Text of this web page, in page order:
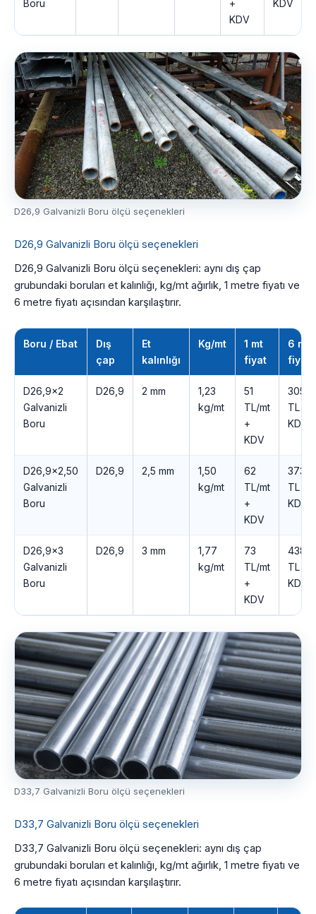
Boru
+
KDV
KDV
D26,9 Galvanizli Boru ölçü seçenekleri
D26,9 Galvanizli Boru ölçü seçenekleri
D26,9 Galvanizli Boru ölçü seçenekleri: aynı dış çap
grubundaki boruları et kalınlığı, kg/mt ağırlık, 1 metre fiyatı ve
6 metre fiyatı açısından karşılaştırır.
Boru / Ebat
Dış
çap
Et
kalınlığı
Kg/mt
1 mt
fiyat
6 mt
fiyatı
D26,9×2
Galvanizli
Boru
D26,9 2 mm
1,23
kg/mt
51
TL/mt
+
KDV
305
TL +
KDV
D26,9×2,50
Galvanizli
Boru
D26,9 2,5 mm
1,50
kg/mt
62
TL/mt
+
KDV
373
TL +
KDV
D26,9×3
Galvanizli
Boru
D26,9 3 mm
1,77
kg/mt
73
TL/mt
+
KDV
438
TL +
KDV
D33,7 Galvanizli Boru ölçü seçenekleri
D33,7 Galvanizli Boru ölçü seçenekleri
D33,7 Galvanizli Boru ölçü seçenekleri: aynı dış çap
grubundaki boruları et kalınlığı, kg/mt ağırlık, 1 metre fiyatı ve
6 metre fiyatı açısından karşılaştırır.